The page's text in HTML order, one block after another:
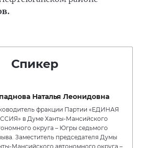
Спикер
Наталья Леонидовна
фракции Партии «ЕДИНАЯ
в Думе Ханты-Мансийского
округа – Югры седьмого
Заместитель председателя Думы
Мансийского автономного округа –